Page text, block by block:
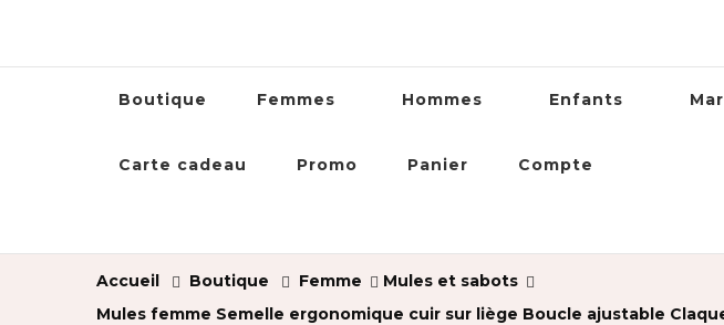
Boutique Femmes Hommes Enfants
Carte cadeau Promo Panier Compte
Accueil Boutique Femme
Mules et sabots
Mules femme Semelle ergonomique cuir sur liège Boucle ajustable